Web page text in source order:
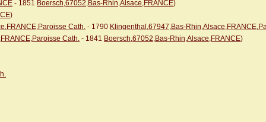
- 1851 Boersch,67052,Bas-Rhin,Alsace,FRANCE)
)
Cath. - 1790 Klingenthal,67947,Bas-
Cath. - 1841 Boersch,67052,Bas-Rhin,Alsace,FRANCE)